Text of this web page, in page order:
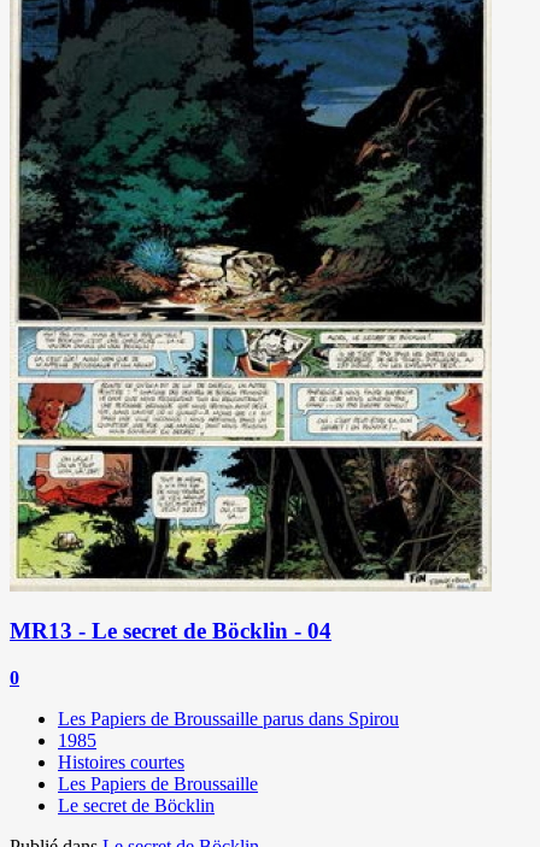
MR13 - Le secret de Böcklin - 04
0
Les Papiers de Broussaille parus dans Spirou
1985
Histoires courtes
Les Papiers de Broussaille
Le secret de Böcklin